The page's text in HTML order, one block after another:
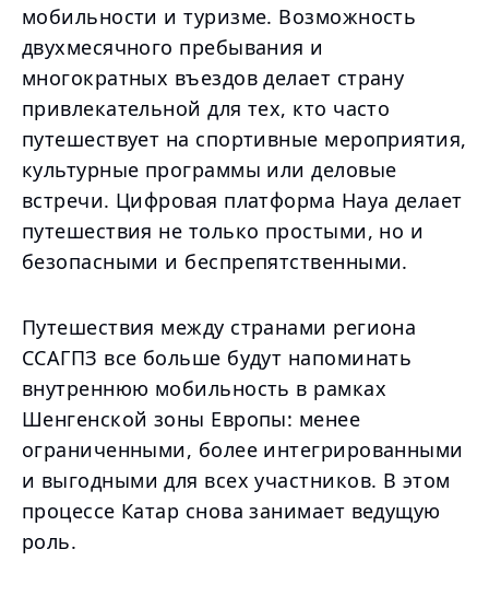
мобильности и туризме. Возможность
двухмесячного пребывания и
многократных въездов делает страну
привлекательной для тех, кто часто
путешествует на спортивные мероприятия,
культурные программы или деловые
встречи. Цифровая платформа Haya делает
путешествия не только простыми, но и
безопасными и беспрепятственными.
Путешествия между странами региона
ССАГПЗ все больше будут напоминать
внутреннюю мобильность в рамках
Шенгенской зоны Европы: менее
ограниченными, более интегрированными
и выгодными для всех участников. В этом
процессе Катар снова занимает ведущую
роль.